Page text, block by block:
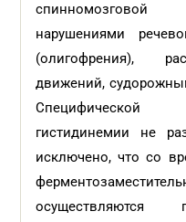
спинномозговой
нарушениями
(олигофрения),
движений,
Специфической
гистидинемии не
исключено, что со
осуществляются